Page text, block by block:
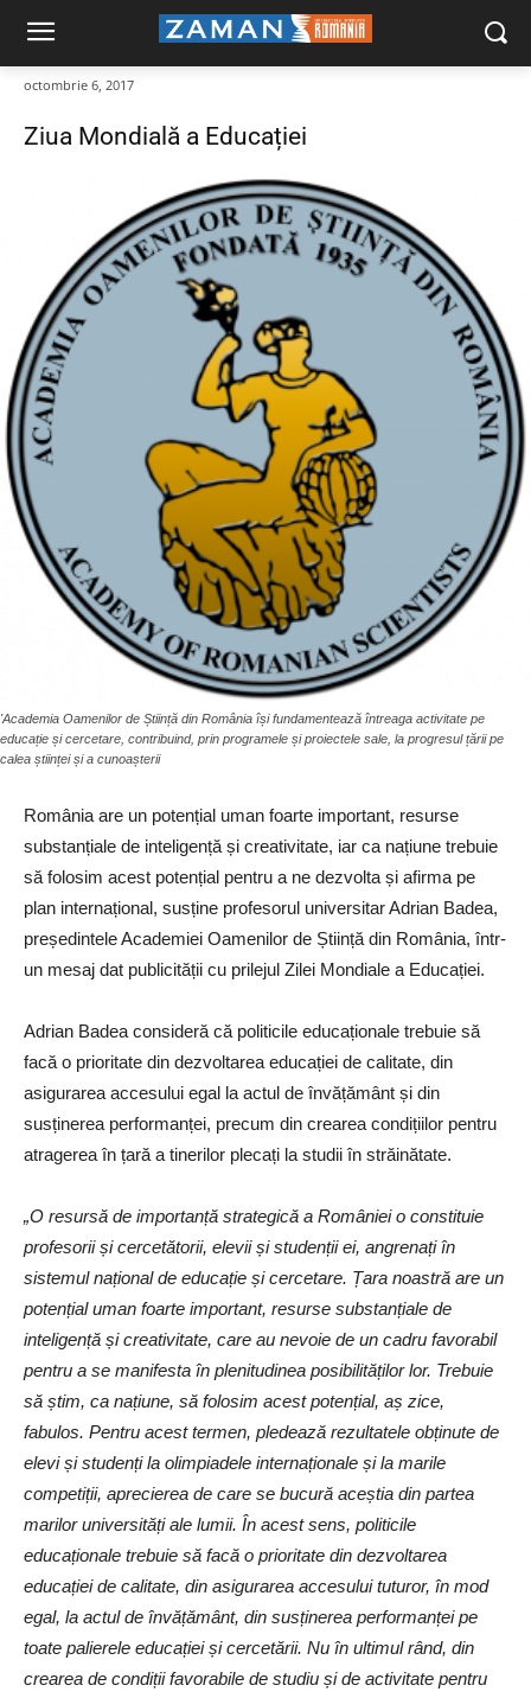
octombrie 6, 2017
Ziua Mondială a Educației
'Academia Oamenilor de Știință din România își fundamentează întreaga activitate pe
educație și cercetare, contribuind, prin programele și proiectele sale, la progresul țării pe
calea științei și a cunoașterii
România are un potențial uman foarte important, resurse
substanțiale de inteligență și creativitate, iar ca națiune trebuie
să folosim acest potențial pentru a ne dezvolta și afirma pe
plan internațional, susține profesorul universitar Adrian Badea,
președintele Academiei Oamenilor de Știință din România, într-
un mesaj dat publicității cu prilejul Zilei Mondiale a Educației.
Adrian Badea consideră că politicile educaționale trebuie să
facă o prioritate din dezvoltarea educației de calitate, din
asigurarea accesului egal la actul de învățământ și din
susținerea performanței, precum din crearea condițiilor pentru
atragerea în țară a tinerilor plecați la studii în străinătate.
„O resursă de importanță strategică a României o constituie
profesorii și cercetătorii, elevii și studenții ei, angrenați în
sistemul național de educație și cercetare. Țara noastră are un
potențial uman foarte important, resurse substanțiale de
inteligență și creativitate, care au nevoie de un cadru favorabil
pentru a se manifesta în plenitudinea posibilităților lor. Trebuie
să știm, ca națiune, să folosim acest potențial, aș zice,
fabulos. Pentru acest termen, pledează rezultatele obținute de
elevi și studenți la olimpiadele internaționale și la marile
competiții, aprecierea de care se bucură aceștia din partea
marilor universități ale lumii. În acest sens, politicile
educaționale trebuie să facă o prioritate din dezvoltarea
educației de calitate, din asigurarea accesului tuturor, în mod
egal, la actul de învățământ, din susținerea performanței pe
toate palierele educației și cercetării. Nu în ultimul rând, din
crearea de condiții favorabile de studiu și de activitate pentru